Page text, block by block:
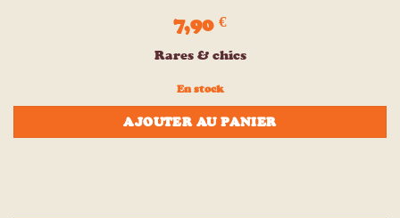
7,90 €
Rares & chics
En stock
AJOUTER AU PANIER